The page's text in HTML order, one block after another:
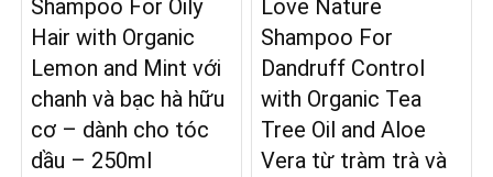
Shampoo For Oily
Hair with Organic
Lemon and Mint với
chanh và bạc hà hữu
cơ – dành cho tóc
dầu – 250ml
Love Nature
Shampoo For
Dandruff Control
with Organic Tea
Tree Oil and Aloe
Vera từ tràm trà và